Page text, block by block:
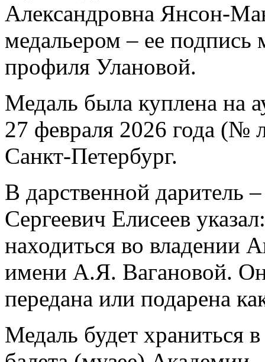
Александровна Янсон-
медальером – ее подпись
профиля Улановой.
Медаль была куплена на
27 февраля 2026 года (№
Санкт-Петербург.
В дарственной даритель
Сергеевич Елисеев
находиться во владении
имени А.Я. Вагановой.
передана или подарена
Медаль будет храниться